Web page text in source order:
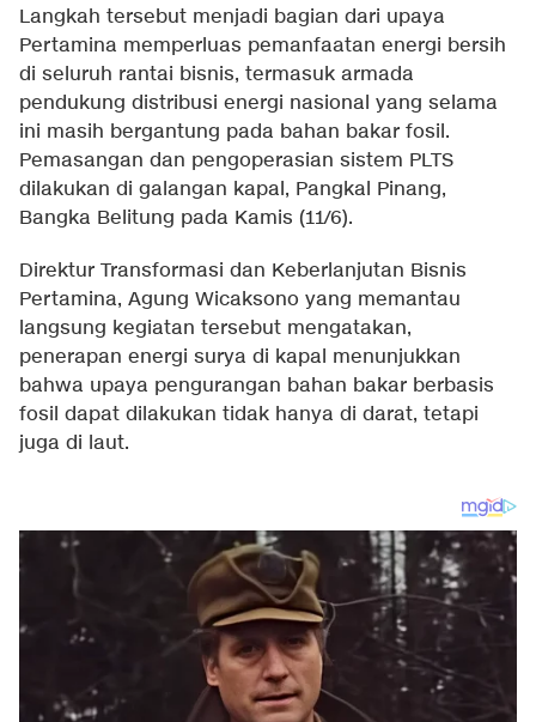
Langkah tersebut menjadi bagian dari upaya
Pertamina memperluas pemanfaatan energi bersih
di seluruh rantai bisnis, termasuk armada
pendukung distribusi energi nasional yang selama
ini masih bergantung pada bahan bakar fosil.
Pemasangan dan pengoperasian sistem PLTS
dilakukan di galangan kapal, Pangkal Pinang,
Bangka Belitung pada Kamis (11/6).
Direktur Transformasi dan Keberlanjutan Bisnis
Pertamina, Agung Wicaksono yang memantau
langsung kegiatan tersebut mengatakan,
penerapan energi surya di kapal menunjukkan
bahwa upaya pengurangan bahan bakar berbasis
fosil dapat dilakukan tidak hanya di darat, tetapi
juga di laut.